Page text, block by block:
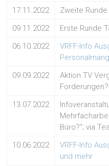
17.11.2022
Zweite
09.11.2022
Erste Runde
06.10.2022
VRFF-Info
09.09.2022
Aktion TV
Forderungen?
13.07.2022
Büro?“; via
10.06.2022
VRFF-Info
und mehr